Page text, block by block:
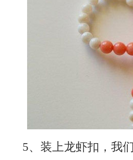
5、装上龙虾扣，我